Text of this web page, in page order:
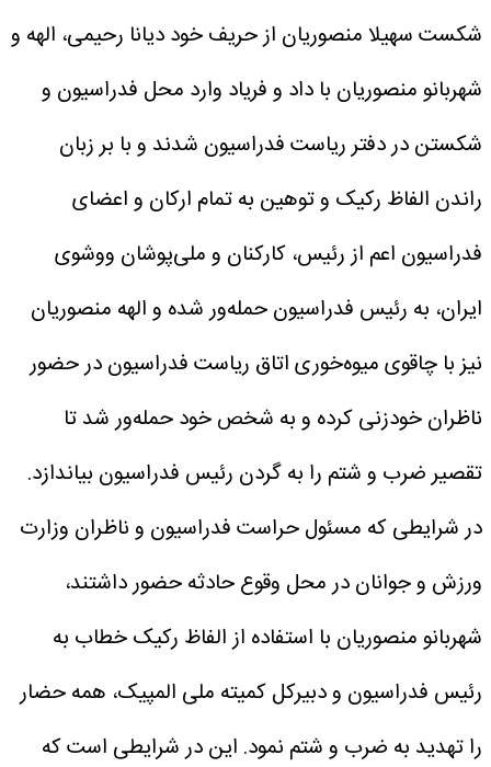
شکست سهیلا منصوریان از حریف خود دیانا رحیمی، الهه و
شهربانو منصوریان با داد و فریاد وارد محل فدراسیون و
شکستن در دفتر ریاست فدراسیون شدند و با بر زبان
راندن الفاظ رکیک و توهین به تمام ارکان و اعضای
فدراسیون اعم از رئیس، کارکنان و ملی‌پوشان ووشوی
ایران، به رئیس فدراسیون حمله‌ور شده و الهه منصوریان
نیز با چاقوی میوه‌خوری اتاق ریاست فدراسیون در حضور
ناظران خودزنی کرده و به شخص خود حمله‌ور شد تا
تقصیر ضرب و شتم را به گردن رئیس فدراسیون بیاندازد.
در شرایطی که مسئول حراست فدراسیون و ناظران وزارت
ورزش و جوانان در محل وقوع حادثه حضور داشتند،
شهربانو منصوریان با استفاده از الفاظ رکیک خطاب به
رئیس فدراسیون و دبیرکل کمیته ملی المپیک، همه حضار
را تهدید به ضرب و شتم نمود. این در شرایطی است که